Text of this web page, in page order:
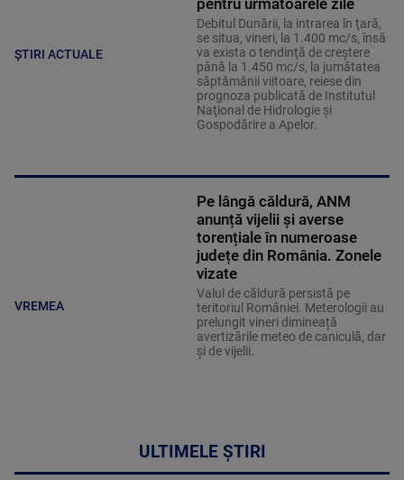
ȘTIRI ACTUALE
pentru următoarele zile
Debitul Dunării, la intrarea în ţară,
se situa, vineri, la 1.400 mc/s, însă
va exista o tendinţă de creştere
până la 1.450 mc/s, la jumătatea
săptămânii viitoare, reiese din
prognoza publicată de Institutul
Naţional de Hidrologie şi
Gospodărire a Apelor.
VREMEA
Pe lângă căldură, ANM
anunță vijelii și averse
torențiale în numeroase
județe din România. Zonele
vizate
Valul de căldură persistă pe
teritoriul României. Meterologii au
prelungit vineri dimineață
avertizările meteo de caniculă, dar
și de vijelii.
ULTIMELE ȘTIRI